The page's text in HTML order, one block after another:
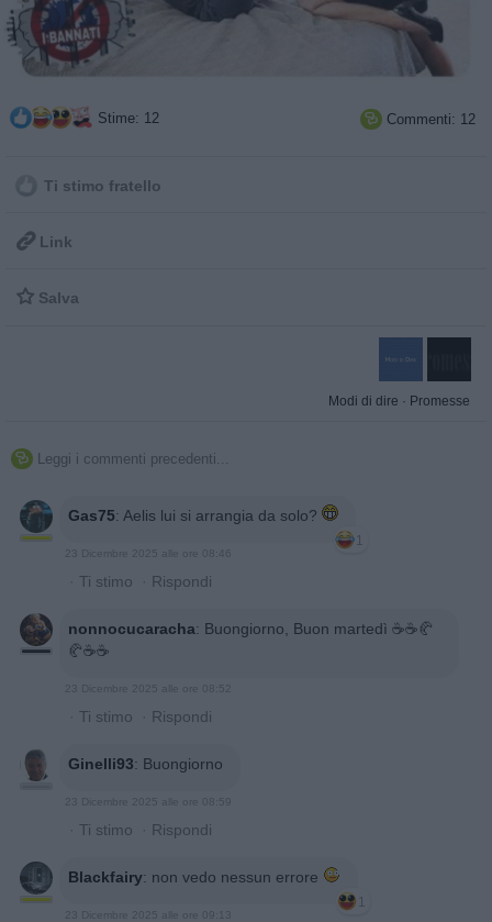
Stime: 12  Commenti: 12
Ti stimo fratello
 Link
 Salva
Modi di dire · Promesse
 Leggi i commenti precedenti...
Gas75: Aelis lui si arrangia da solo?
1
23 Dicembre 2025 alle ore 08:46
· Ti stimo · Rispondi
nonnocucaracha: Buongiorno, Buon martedì ☕️☕️🥐
🥐☕️☕️
23 Dicembre 2025 alle ore 08:52
· Ti stimo · Rispondi
Ginelli93: Buongiorno
23 Dicembre 2025 alle ore 08:59
· Ti stimo · Rispondi
Blackfairy: non vedo nessun errore
1
23 Dicembre 2025 alle ore 09:13